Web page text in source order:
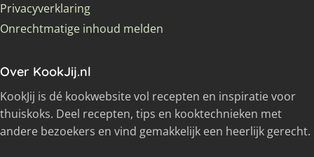
Privacyverklaring
Onrechtmatige inhoud melden
Over KookJij.nl
KookJij is dé kookwebsite vol recepten en inspiratie voor
thuiskoks. Deel recepten, tips en kooktechnieken met
andere bezoekers en vind gemakkelijk een heerlijk gerecht.